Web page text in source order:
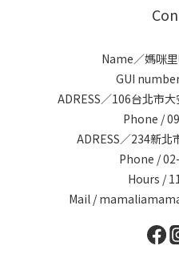
Name／媽咪
GUI
ADRESS／106台北市
Phone /
ADRESS／234新北
Phone /
Hours /
Mail /